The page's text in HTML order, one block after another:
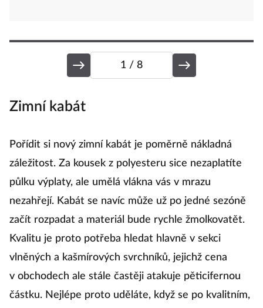
1 / 8
Zimní kabát
Pořídit si nový zimní kabát je poměrně nákladná
záležitost. Za kousek z polyesteru sice nezaplatíte
půlku výplaty, ale umělá vlákna vás v mrazu
nezahřejí. Kabát se navíc může už po jedné sezóně
začít rozpadat a materiál bude rychle žmolkovatět.
Kvalitu je proto potřeba hledat hlavně v sekci
vlněných a kašmírových svrchníků, jejichž cena
v obchodech ale stále častěji atakuje pěticifernou
částku. Nejlépe proto uděláte, když se po kvalitním,